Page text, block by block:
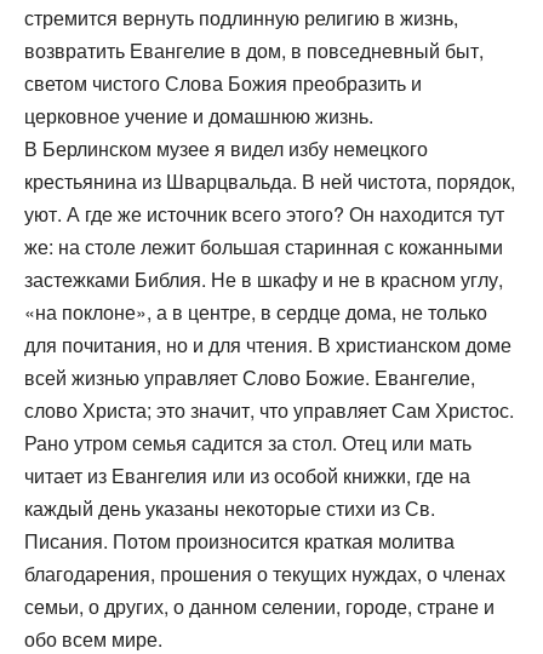
стремится вернуть подлинную религию в жизнь,
возвратить Евангелие в дом, в повседневный быт,
светом чистого Слова Божия преобразить и
церковное учение и домашнюю жизнь.
В Берлинском музее я видел избу немецкого
крестьянина из Шварцвальда. В ней чистота, порядок,
уют. А где же источник всего этого? Он находится тут
же: на столе лежит большая старинная с кожанными
застежками Библия. Не в шкафу и не в красном углу,
«на поклоне», а в центре, в сердце дома, не только
для почитания, но и для чтения. В христианском доме
всей жизнью управляет Слово Божие. Евангелие,
слово Христа; это значит, что управляет Сам Христос.
Рано утром семья садится за стол. Отец или мать
читает из Евангелия или из особой книжки, где на
каждый день указаны некоторые стихи из Св.
Писания. Потом произносится краткая молитва
благодарения, прошения о текущих нуждах, о членах
семьи, о других, о данном селении, городе, стране и
обо всем мире.